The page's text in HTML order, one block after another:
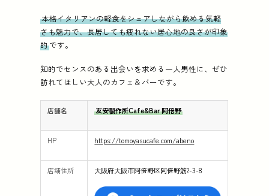
本格イタリアンの軽食をシェアしながら飲める気軽
さも魅力で、長居しても疲れない居心地の良さが印象
的です。
知的でセンスのある出会いを求める一人男性に、ぜひ
訪れてほしい大人のカフェ＆バーです。
店舗名 友安製作所Cafe&Bar 阿倍野
HP https://tomoyasucafe.com/abeno
店舗住所 大阪府大阪市阿倍野区阿倍野筋2-3-8